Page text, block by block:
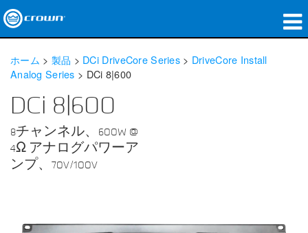
アプリケーション
ネットワークオーディオ
購入先
導入事例
ホーム > 製品 > DCi DriveCore Series> DriveCore Install
Analog Series > DCi 8|600
DCi 8|600
8チャンネル、600W @
4Ω アナログパワーア
ンプ、70V/100V